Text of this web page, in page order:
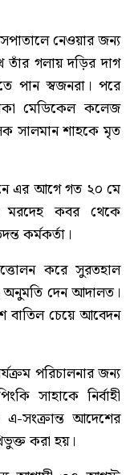
নেওয়ার জন্য
গলায় দড়ির দাগ
পান স্বজনরা। পরে
মেডিকেল কলেজ
সালমান শাহকে মৃত
এর আগে গত ২০ মে
মরদেহ কবর থেকে
কর্মকর্তা।
করে সুরতহাল
অনুমতি দেন আদালত।
বাতিল চেয়ে আবেদন
পরিচালনার জন্য
সাহাকে নির্বাহী
এ-সংক্রান্ত আদেশের
করা হয়।